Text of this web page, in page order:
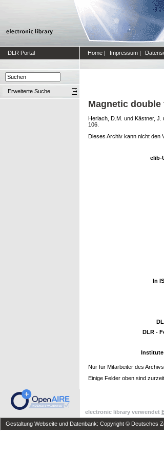
DLR Portal Home | Impressum |
Erweiterte Suche
Magnetic
Herlach, D.M. und Kästner, J.
106.
Dieses Archiv kann nicht den
elib-
In
DLR -
Nur für Mitarbeiter des
Einige Felder oben sind
electronic library verwendet
Gestaltung Webseite und Datenbank: Copyright © Deutsches